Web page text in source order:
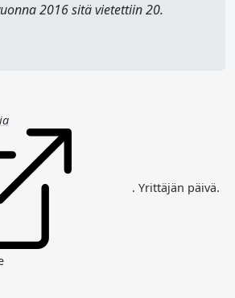
2016 sitä vietettiin 20.
. Yrittäjän päivä.